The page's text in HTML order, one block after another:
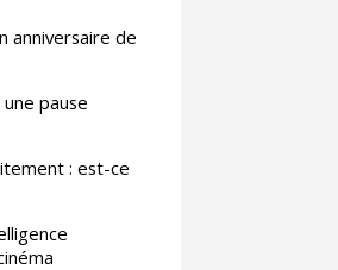
anniversaire de
pause
: est-ce